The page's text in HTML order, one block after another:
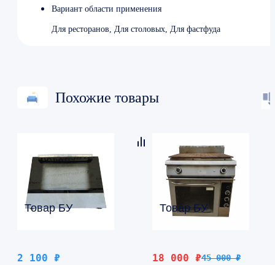
Вес 94 кг
Вариант области применения
Для ресторанов, Для столовых, Для фастфуда
Похожие товары
Товар БУ
2 100 ₽
Товар БУ
45 000₽
Первоначальная
18 000 ₽
Текущая